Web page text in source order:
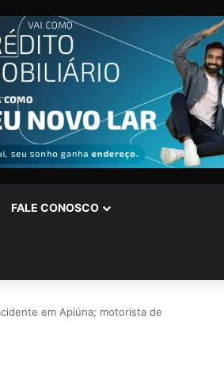
FALE CONOSCO
em Apiúna; motorista de